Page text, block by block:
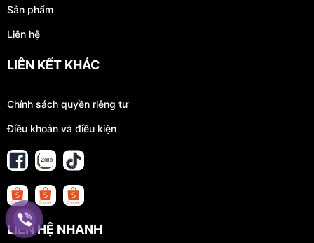
Sản phẩm
Liên hệ
LIÊN KẾT KHÁC
Chính sách quyền riêng tư
Điều khoản và điều kiện
LIÊN HỆ NHANH